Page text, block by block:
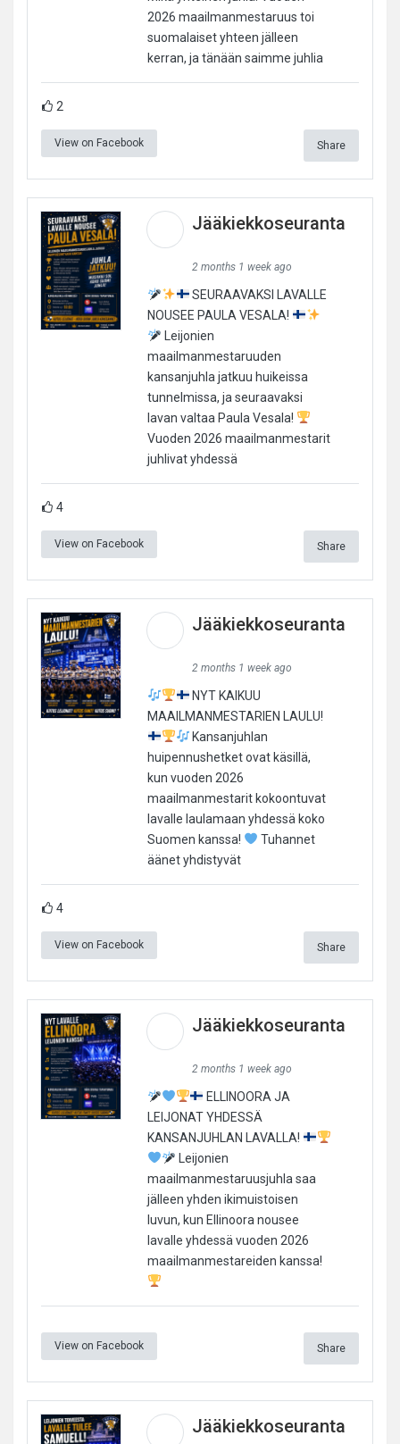
2026 maailmanmestaruus toi
suomalaiset yhteen jälleen
kerran, ja tänään saimme juhlia
2
View on Facebook Share
Jääkiekkoseuranta
2 months 1 week ago
SEURAAVAKSI LAVALLE
NOUSEE PAULA VESALA!
Leijonien
maailmanmestaruuden
kansanjuhla jatkuu huikeissa
tunnelmissa, ja seuraavaksi
lavan valtaa Paula Vesala!
Vuoden 2026 maailmanmestarit
juhlivat yhdessä
4
View on Facebook Share
Jääkiekkoseuranta
2 months 1 week ago
NYT KAIKUU
MAAILMANMESTARIEN LAULU!
Kansanjuhlan
huipennushetket ovat käsillä,
kun vuoden 2026
maailmanmestarit kokoontuvat
lavalle laulamaan yhdessä koko
Suomen kanssa!
Tuhannet
äänet yhdistyvät
4
View on Facebook Share
Jääkiekkoseuranta
2 months 1 week ago
ELLINOORA JA
LEIJONAT YHDESSÄ
KANSANJUHLAN LAVALLA!
Leijonien
maailmanmestaruusjuhla saa
jälleen yhden ikimuistoisen
luvun, kun Ellinoora nousee
lavalle yhdessä vuoden 2026
maailmanmestareiden kanssa!
View on Facebook Share
Jääkiekkoseuranta